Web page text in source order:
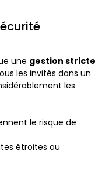
une gestion stricte
les invités dans un
les
le risque de
étroites ou